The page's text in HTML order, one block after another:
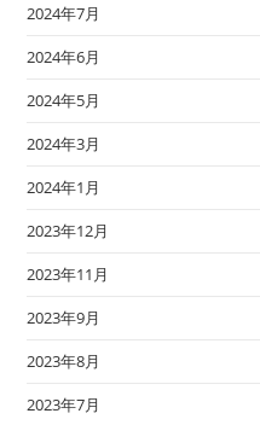
2024年7月
2024年6月
2024年5月
2024年3月
2024年1月
2023年12月
2023年11月
2023年9月
2023年8月
2023年7月